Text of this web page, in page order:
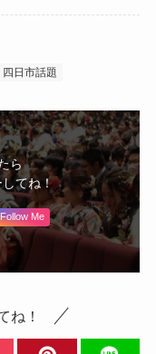
四日市話題
ら
てね！
Follow Me
ね！